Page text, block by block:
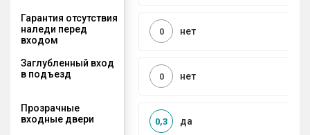
Гарантия отсутствия
наледи перед
входом
нет
0
Заглубленный вход
в подъезд
нет
0
Прозрачные
входные двери
да
0,3